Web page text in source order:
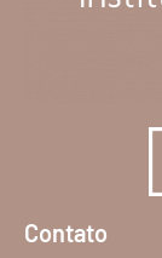
Contato